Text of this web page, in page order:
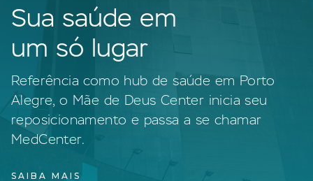
Sua saúde em
um só lugar
Referência como hub de saúde em Porto
Alegre, o Mãe de Deus Center inicia seu
reposicionamento e passa a se chamar
MedCenter.
SAIBA MAIS